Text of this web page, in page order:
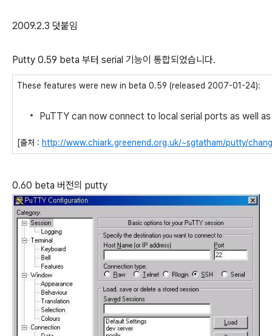
2009.2.3 덧붙임
Putty 0.59 beta 부터 serial 기능이 통합되었습니다.
These features were new in beta 0.59 (released 2007-01-24):
PuTTY can now connect to local serial ports as well
[출처 : http://www.chiark.greenend.org.uk/~sgtatham/putty/
0.60 beta 버전의 putty